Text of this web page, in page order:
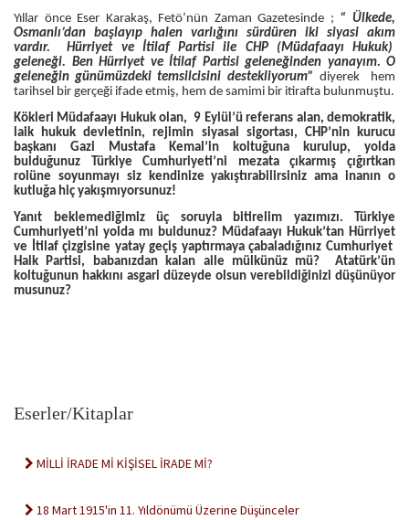
Yıllar önce Eser Karakaş, Fetö’nün Zaman Gazetesinde ; “ Ülkede,
Osmanlı’dan başlayıp halen varlığını sürdüren iki siyasi akım
vardır. Hürriyet ve İtilaf Partisi ile CHP (Müdafaayı Hukuk)
geleneği. Ben Hürriyet ve İtilaf Partisi geleneğinden yanayım. O
geleneğin günümüzdeki temsilcisini destekliyorum” diyerek hem
tarihsel bir gerçeği ifade etmiş, hem de samimi bir itirafta bulunmuştu.
Kökleri Müdafaayı Hukuk olan, 9 Eylül’ü referans alan, demokratik,
laik hukuk devletinin, rejimin siyasal sigortası, CHP’nin kurucu
başkanı Gazi Mustafa Kemal’in koltuğuna kurulup, yolda
bulduğunuz Türkiye Cumhuriyeti’ni mezata çıkarmış çığırtkan
rolüne soyunmayı siz kendinize yakıştırabilirsiniz ama inanın o
kutluğa hiç yakışmıyorsunuz!
Yanıt beklemediğimiz üç soruyla bitirelim yazımızı. Türkiye
Cumhuriyeti’ni yolda mı buldunuz? Müdafaayı Hukuk’tan Hürriyet
ve İtilaf çizgisine yatay geçiş yaptırmaya çabaladığınız Cumhuriyet
Halk Partisi, babanızdan kalan aile mülkünüz mü? Atatürk’ün
koltuğunun hakkını asgari düzeyde olsun verebildiğinizi düşünüyor
musunuz?
Eserler/Kitaplar
MİLLİ İRADE Mİ KİŞİSEL İRADE Mİ?
18 Mart 1915'in 11. Yıldönümü Üzerine Düşünceler